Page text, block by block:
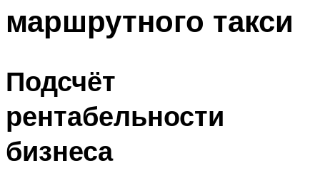
маршрутного такси
Подсчёт
рентабельности
бизнеса